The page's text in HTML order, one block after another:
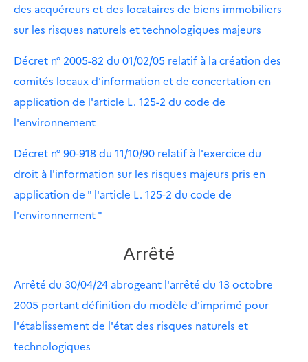
des acquéreurs et des locataires de biens immobiliers
sur les risques naturels et technologiques majeurs
Décret n° 2005-82 du 01/02/05 relatif à la création des
comités locaux d'information et de concertation en
application de l'article L. 125-2 du code de
l'environnement
Décret n° 90-918 du 11/10/90 relatif à l'exercice du
droit à l'information sur les risques majeurs pris en
application de " l'article L. 125-2 du code de
l'environnement "
Arrêté
Arrêté du 30/04/24 abrogeant l'arrêté du 13 octobre
2005 portant définition du modèle d'imprimé pour
l'établissement de l'état des risques naturels et
technologiques